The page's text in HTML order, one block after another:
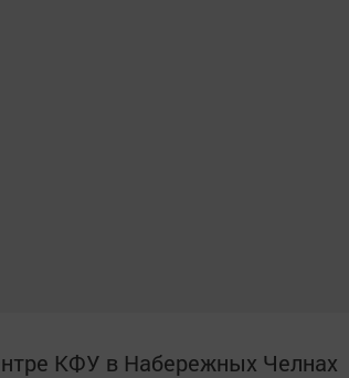
КФУ в Набережных Челнах